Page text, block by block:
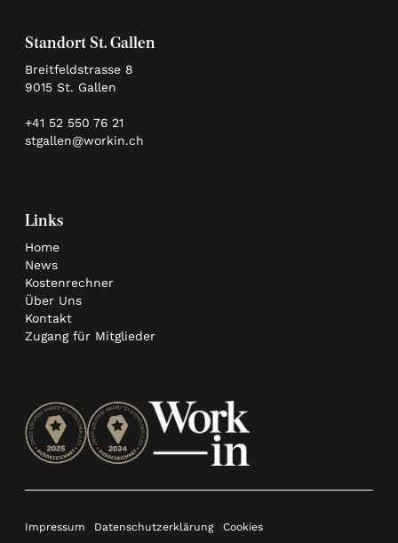
Standort St. Gallen
Breitfeldstrasse 8
9015 St. Gallen
+41 52 550 76 21
stgallen@workin.ch
Links
Home
News
Kostenrechner
Über Uns
Kontakt
Zugang für Mitglieder
Impressum Datenschutzerklärung Cookies